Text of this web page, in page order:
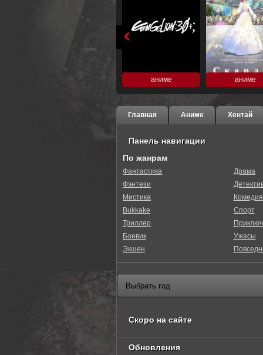
аниме аниме
Главная Аниме Хентай
Панель навигации
По жанрам
Фантастика
Фэнтези
Мистика
Bukkake
Триллер
Боевик
Экшен
Драма
Комедия
Спорт
Ужасы
Скоро на сайте
Обновления